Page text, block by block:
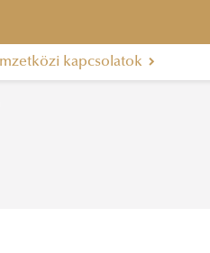
kapcsolatok